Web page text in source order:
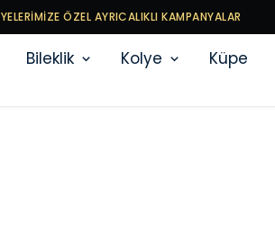
ÖZEL AYRICALIKLI KAMPANYALAR
Bileklik Kolye Küpe